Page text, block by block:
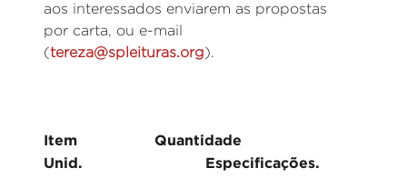
aos interessados enviarem as propostas
por carta, ou e-mail
(tereza@spleituras.org).
Item Quantidade
Unid. Especificações.